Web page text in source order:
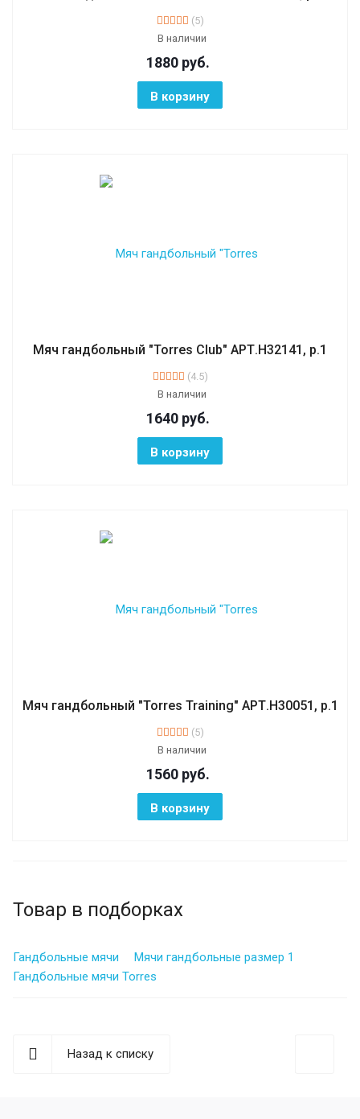
(5)
В наличии
1880 руб.
В корзину
Мяч гандбольный "Torres Club" АРТ.H32141, р.1
(4.5)
В наличии
1640 руб.
В корзину
Мяч гандбольный "Torres Training" АРТ.H30051, р.1
(5)
В наличии
1560 руб.
В корзину
Товар в подборках
Гандбольные мячи
Мячи гандбольные размер 1
Гандбольные мячи Torres
Назад к списку